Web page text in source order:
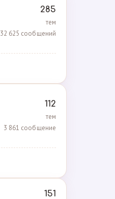
285
тем
32 625 сообщений
112
тем
3 861 сообщение
151